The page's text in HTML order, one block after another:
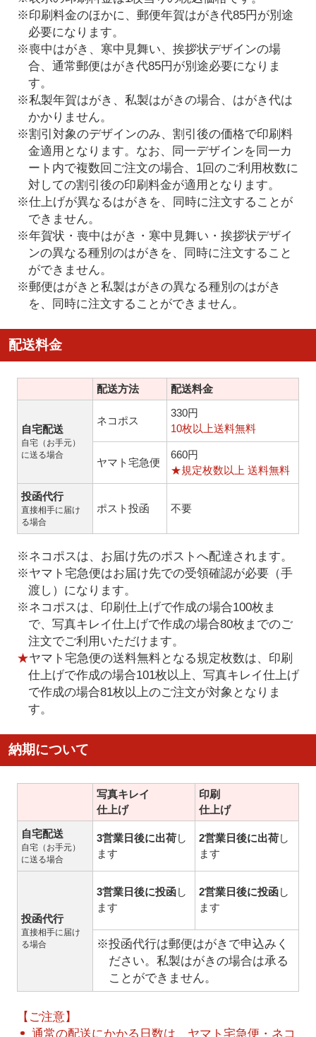
※印刷料金のほかに、郵便年賀はがき代85円が別途
必要になります。
※喪中はがき、寒中見舞い、挨拶状デザインの場
合、通常郵便はがき代85円が別途必要になりま
す。
※私製年賀はがき、私製はがきの場合、はがき代は
かかりません。
※割引対象のデザインのみ、割引後の価格で印刷料
金適用となります。なお、同一デザインを同一カ
ート内で複数回ご注文の場合、1回のご利用枚数に
対しての割引後の印刷料金が適用となります。
※仕上げが異なるはがきを、同時に注文することが
できません。
※年賀状・喪中はがき・寒中見舞い・挨拶状デザイ
ンの異なる種別のはがきを、同時に注文すること
ができません。
※郵便はがきと私製はがきの異なる種別のはがき
を、同時に注文することができません。
配送料金
配送方法 配送料金
自宅配送
自宅（お手元）
に送る場合
ネコポス
330円
10枚以上送料無料
ヤマト宅急便
660円
★規定枚数以上 送料無料
投函代行
直接相手に届け
る場合
ポスト投函 不要
※ネコポスは、お届け先のポストへ配達されます。
※ヤマト宅急便はお届け先での受領確認が必要（手
渡し）になります。
※ネコポスは、印刷仕上げで作成の場合100枚ま
で、写真キレイ仕上げで作成の場合80枚までのご
注文でご利用いただけます。
★ヤマト宅急便の送料無料となる規定枚数は、印刷
仕上げで作成の場合101枚以上、写真キレイ仕上げ
で作成の場合81枚以上のご注文が対象となりま
す。
納期について
写真キレイ
仕上げ
印刷
仕上げ
自宅配送
自宅（お手元）
に送る場合
3営業日後に出荷し
ます
2営業日後に出荷し
ます
投函代行
直接相手に届け
る場合
3営業日後に投函し
ます
2営業日後に投函し
ます
※投函代行は郵便はがきで申込みく
ださい。私製はがきの場合は承る
ことができません。
【ご注意】
通常の配送にかかる日数は、ヤマト宅急便・ネコ